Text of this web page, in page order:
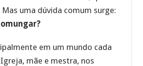
uma dúvida comum surge:
em um mundo cada
mãe e mestra, nos